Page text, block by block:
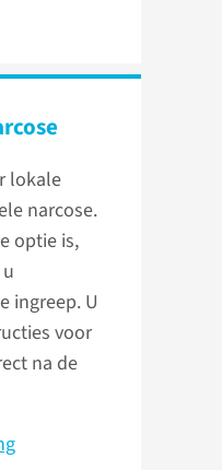
lokale
narcose.
optie is,
ingreep. U
voor
na de